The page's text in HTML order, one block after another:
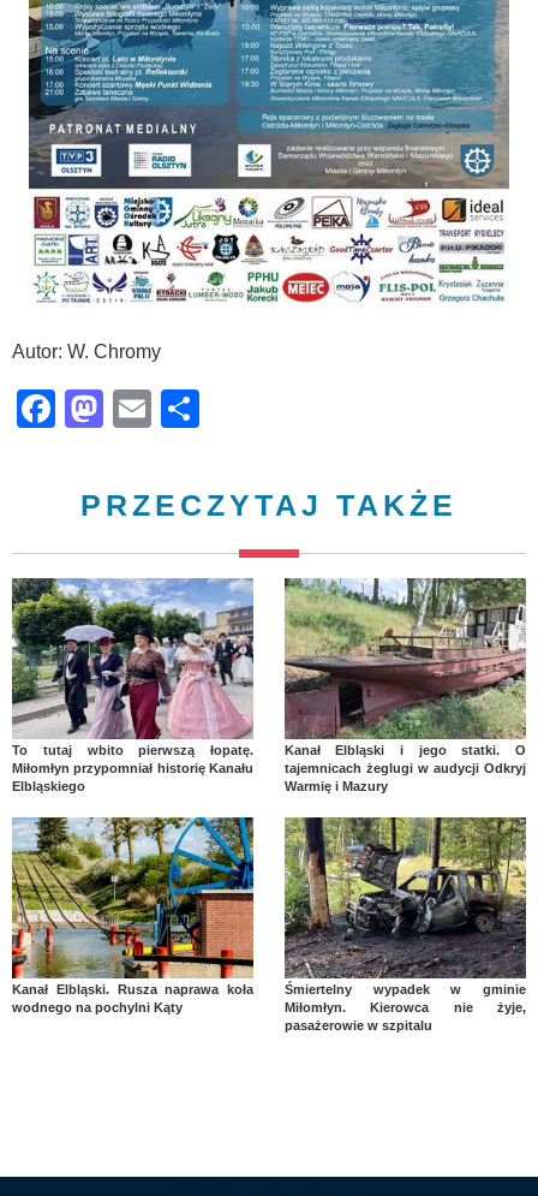
Autor: W. Chromy
Facebook
Mastodon
Email
PRZECZYTAJ TAKŻE
To tutaj wbito pierwszą łopatę.
Miłomłyn przypomniał historię Kanału
Elbląskiego
Kanał Elbląski i jego statki. O
tajemnicach żeglugi w audycji Odkryj
Warmię i Mazury
Kanał Elbląski. Rusza naprawa koła
wodnego na pochylni Kąty
Śmiertelny wypadek w gminie
Miłomłyn. Kierowca nie żyje,
pasażerowie w szpitalu